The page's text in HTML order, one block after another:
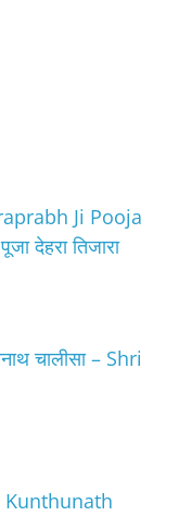
Ji Pooja
देहरा तिजारा
चालीसा – Shri
Kunthunath